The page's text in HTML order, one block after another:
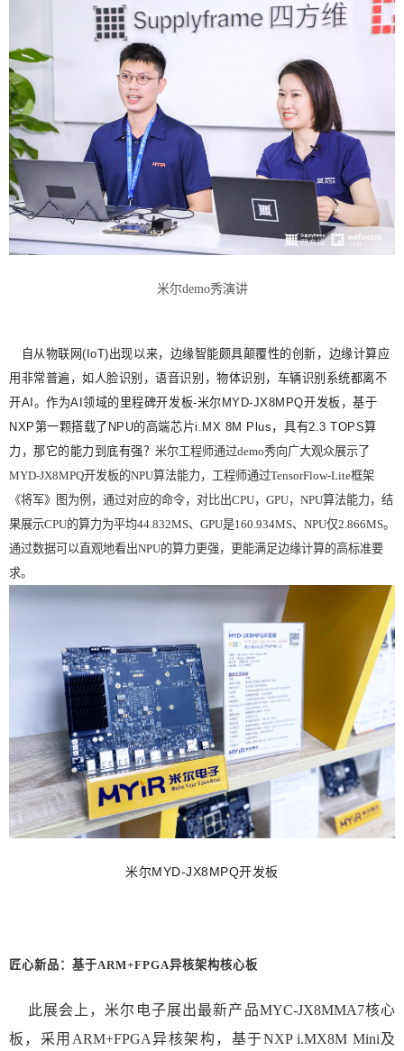
米尔demo秀演讲
自从物联网(IoT)出现以来，边缘智能颇具颠覆性的创新，边缘计算应
用非常普遍，如人脸识别，语音识别，物体识别，车辆识别系统都离不
开AI。作为AI领域的里程碑开发板-米尔MYD-JX8MPQ开发板，基于
NXP第一颗搭载了NPU的高端芯片i.MX 8M Plus，具有2.3 TOPS算
力，那它的能力到底有强？米尔工程师通过demo秀向广大观众展示了
MYD-JX8MPQ开发板的NPU算法能力，工程师通过TensorFlow-Lite框架
《将军》图为例，通过对应的命令，对比出CPU，GPU，NPU算法能力，结
果展示CPU的算力为平均44.832MS、GPU是160.934MS、NPU仅2.866MS。
通过数据可以直观地看出NPU的算力更强，更能满足边缘计算的高标准要
求。
米尔MYD-JX8MPQ开发板
匠心新品：基于ARM+FPGA异核架构核心板
此展会上，米尔电子展出最新产品MYC-JX8MMA7核心
板，采用ARM+FPGA异核架构，基于NXP i.MX8M Mini及